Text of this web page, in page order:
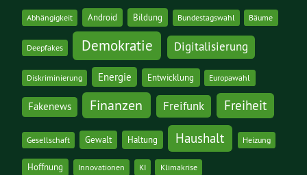
Abhängigkeit Android Bildung Bundestagswahl Bäume
Deepfakes Demokratie Digitalisierung
Diskriminierung Energie Entwicklung Europawahl
Fakenews Finanzen Freifunk Freiheit
Gesellschaft Gewalt Haltung Haushalt Heizung
Hoffnung Innovationen KI Klimakrise